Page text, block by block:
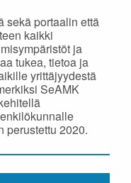
sekä portaalin että
kaikki
ja
tukea, tietoa ja
yrittäjyydestä
SeAMK
perustettu 2020.